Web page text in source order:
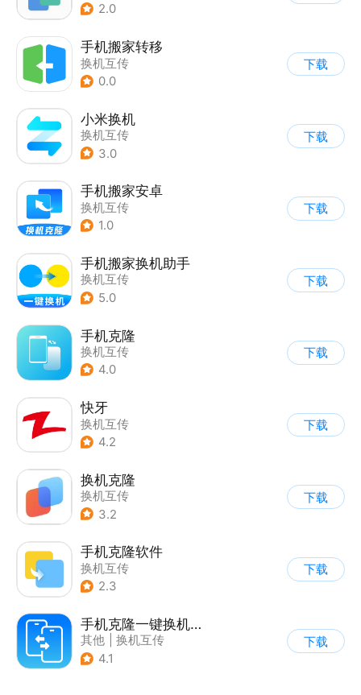
2.0
手机搬家转移
换机互传
0.0
下载
小米换机
换机互传
3.0
下载
手机搬家安卓
换机互传
1.0
下载
手机搬家换机助手
换机互传
5.0
下载
手机克隆
换机互传
4.0
下载
快牙
换机互传
4.2
下载
换机克隆
换机互传
3.2
下载
手机克隆软件
换机互传
2.3
下载
手机克隆一键换机助手
其他
换机互传
4.1
下载